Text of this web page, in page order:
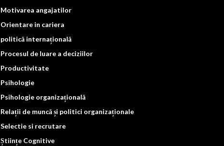
Motivarea angajatilor
Orientare in cariera
politică internațională
Procesul de luare a deciziilor
Productivitate
Psihologie
Psihologie organizațională
Relații de muncă și politici organizaționale
Selectie si recrutare
Științe Cognitive